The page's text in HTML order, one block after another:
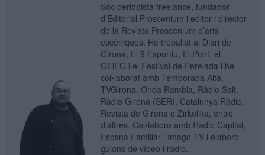
Sóc periodista freelance, fundador
d’Editorial Proscenium i editor i director
de la Revista Proscenium d’arts
escèniques. He treballat al Diari de
Girona, El 9 Esportiu, El Punt, el
GEiEG i el Festival de Perelada i he
col•laborat amb Temporada Alta,
TVGirona, Onda Rambla, Ràdio Salt,
Ràdio Girona (SER), Catalunya Ràdio,
Revista de Girona o Zirkólika, entre
d’altres. Col•laboro amb Ràdio Capital,
Escena Familiar i Imago TV i elaboro
guions de vídeo i ràdio.